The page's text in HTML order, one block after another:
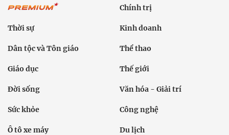
Chính trị
Thời sự Kinh doanh
Dân tộc và Tôn giáo Thể thao
Giáo dục Thế giới
Đời sống Văn hóa - Giải trí
Sức khỏe Công nghệ
Ô tô xe máy Du lịch